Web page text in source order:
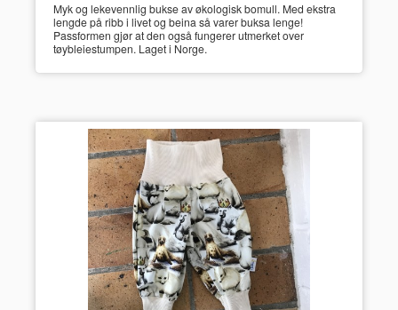
Myk og lekevennlig bukse av økologisk bomull. Med ekstra
lengde på ribb i livet og beina så varer buksa lenge!
Passformen gjør at den også fungerer utmerket over
tøybleiestumpen. Laget i Norge.